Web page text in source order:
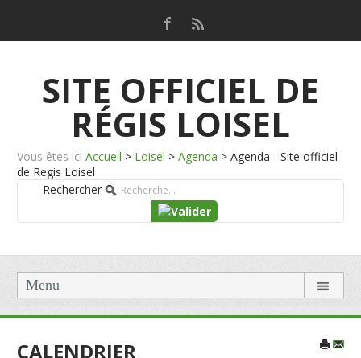
SITE OFFICIEL DE
RÉGIS LOISEL
Vous êtes ici Accueil > Loisel > Agenda > Agenda - Site officiel
de Regis Loisel
Rechercher
Menu
CALENDRIER